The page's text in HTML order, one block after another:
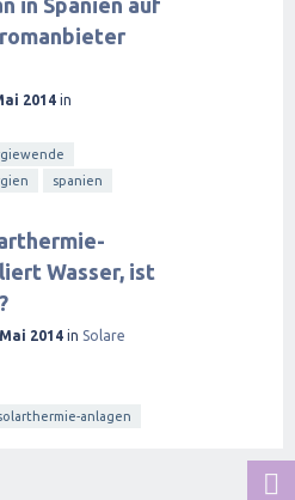
in Spanien auf
2014 in
spanien
Wasser, ist
2014 in Solare
anlagen